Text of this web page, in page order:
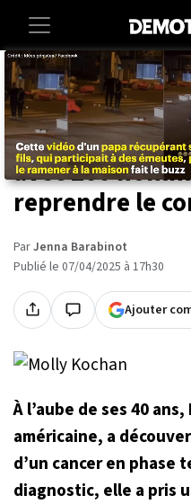
Accueil Lifestyle
Atteinte d'un
elle quitte son
avec 200
reprendre le
ParJenna Barabinot
Publié le 07/04/2025 à 17h30
Ajouter
À l’aube de ses 40
américaine, a
d’un cancer en phase
diagnostic, elle a pris